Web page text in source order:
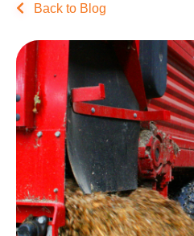
Back to Blog